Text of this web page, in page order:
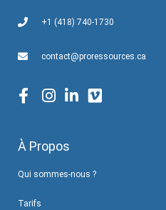
+1 (418) 740-1730
contact@proressources.ca
À Propos
Qui sommes-nous ?
Tarifs